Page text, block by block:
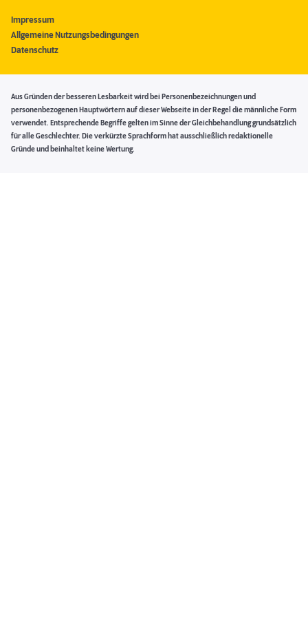
Impressum
Allgemeine Nutzungsbedingungen
Datenschutz
Aus Gründen der besseren Lesbarkeit wird bei Personenbezeichnungen und
personenbezogenen Hauptwörtern auf dieser Webseite in der Regel die männliche Form
verwendet. Entsprechende Begriffe gelten im Sinne der Gleichbehandlung grundsätzlich
für alle Geschlechter. Die verkürzte Sprachform hat ausschließlich redaktionelle
Gründe und beinhaltet keine Wertung.